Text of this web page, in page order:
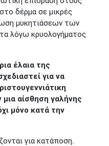
δέρμα σε μικρές
μυκητιάσεων των
λόγω κρυολογήματος
έλαια της
για να
αίσθηση γαλήνης
μόνο κατά την
για κατάποση.